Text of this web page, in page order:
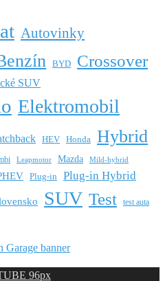
Autovinky
BYD Crossover
SUV
Elektromobil
HEV Honda Hybrid
Leapmotor Mazda Mild-hybrid
Plug-in Plug-in Hybrid
SUV Test test auta